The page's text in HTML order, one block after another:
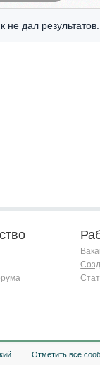
не дал результатов.
Отметить все